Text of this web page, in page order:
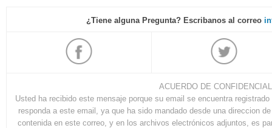
¿Tiene alguna Pregunta? Escribanos al correo
ACUERDO DE
Usted ha recibido este mensaje porque su email se encuentra
responda a este email, ya que ha sido mandado desde una direccion
contenida en este correo, y en los archivos electrónicos adjuntos, es